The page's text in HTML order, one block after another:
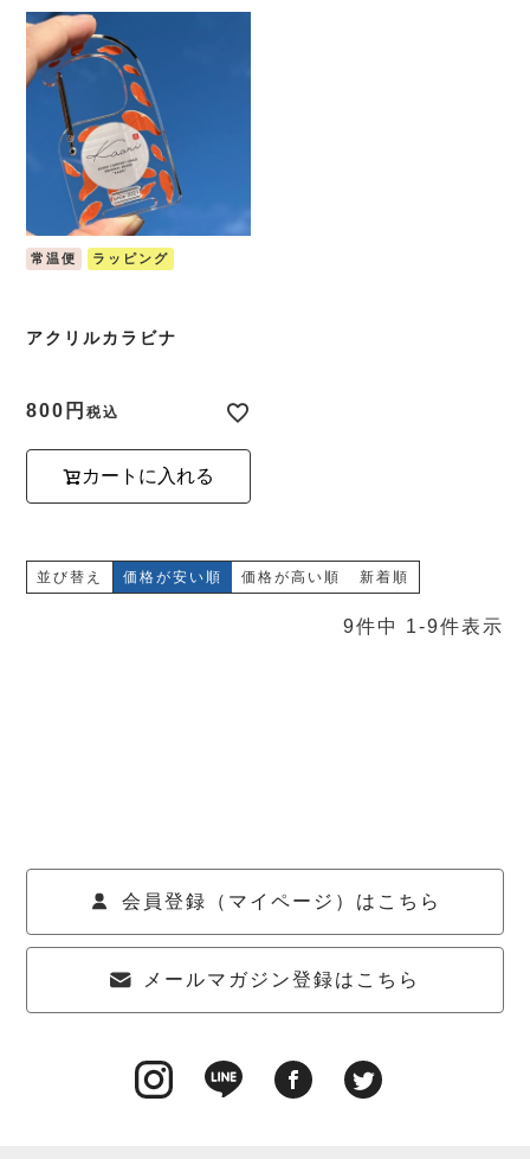
常温便 ラッピング
アクリルカラビナ
800 税込
カートに入れる
並び替え 価格が安い順 価格が高い順 新着順
9件中 1-9件表示
会員登録（マイページ）はこちら
メールマガジン登録はこちら